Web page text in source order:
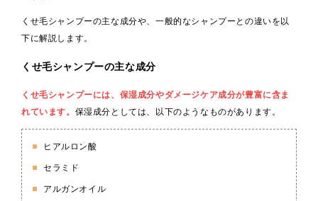
くせ毛シャンプーの主な成分や、一般的なシャンプーとの違いを以
下に解説します。
くせ毛シャンプーの主な成分
くせ毛シャンプーには、保湿成分やダメージケア成分が豊富に含ま
れています。 保湿成分としては、以下のようなものがあります。
ヒアルロン酸
セラミド
アルガンオイル